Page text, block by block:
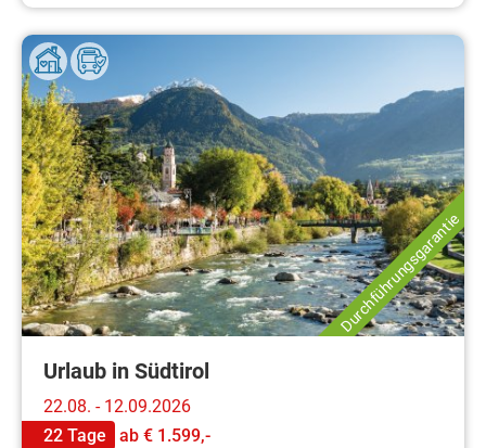
Durchführungsgarantie
Urlaub in Südtirol
22.08. - 12.09.2026
22 Tage
ab € 1.599,-